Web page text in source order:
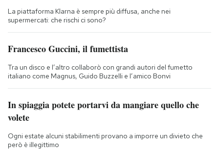
La piattaforma Klarna è sempre più diffusa, anche nei
supermercati: che rischi ci sono?
Francesco Guccini, il fumettista
Tra un disco e l’altro collaborò con grandi autori del fumetto
italiano come Magnus, Guido Buzzelli e l’amico Bonvi
In spiaggia potete portarvi da mangiare quello che
volete
Ogni estate alcuni stabilimenti provano a imporre un divieto che
però è illegittimo